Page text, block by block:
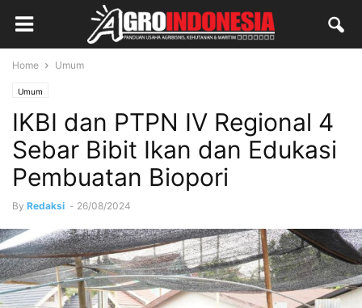
Home Umum
Umum
IKBI dan PTPN IV Regional 4
Sebar Bibit Ikan dan Edukasi
Pembuatan Biopori
By Redaksi - 26/08/2024